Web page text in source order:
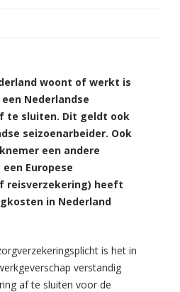
woont of werkt is
Nederlandse
te sluiten. Dit geldt ook
seizoenarbeider. Ook
een andere
Europese
reisverzekering) heeft
in Nederland
is het in
verstandig
af te sluiten voor de